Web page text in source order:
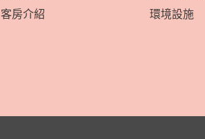
客房介紹
環境設施